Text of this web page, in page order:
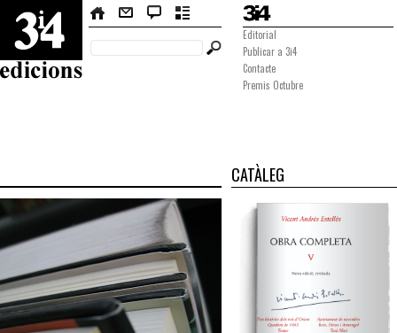
Editorial
Publicar a 3i4
Contacte
Premis Octubre
CATÀLEG